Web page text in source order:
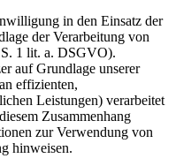
in den Einsatz der
der Verarbeitung von
1 lit. a. DSGVO).
auf Grundlage unserer
effizienten,
Leistungen) verarbeitet
Zusammenhang
zur Verwendung von
hinweisen.